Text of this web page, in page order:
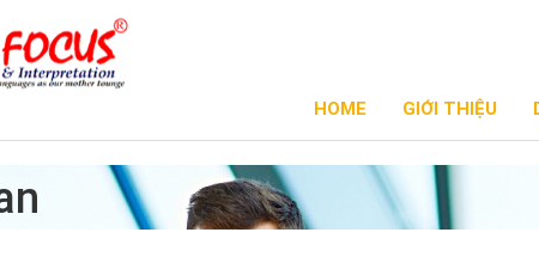
HOME GIỚI THIỆU